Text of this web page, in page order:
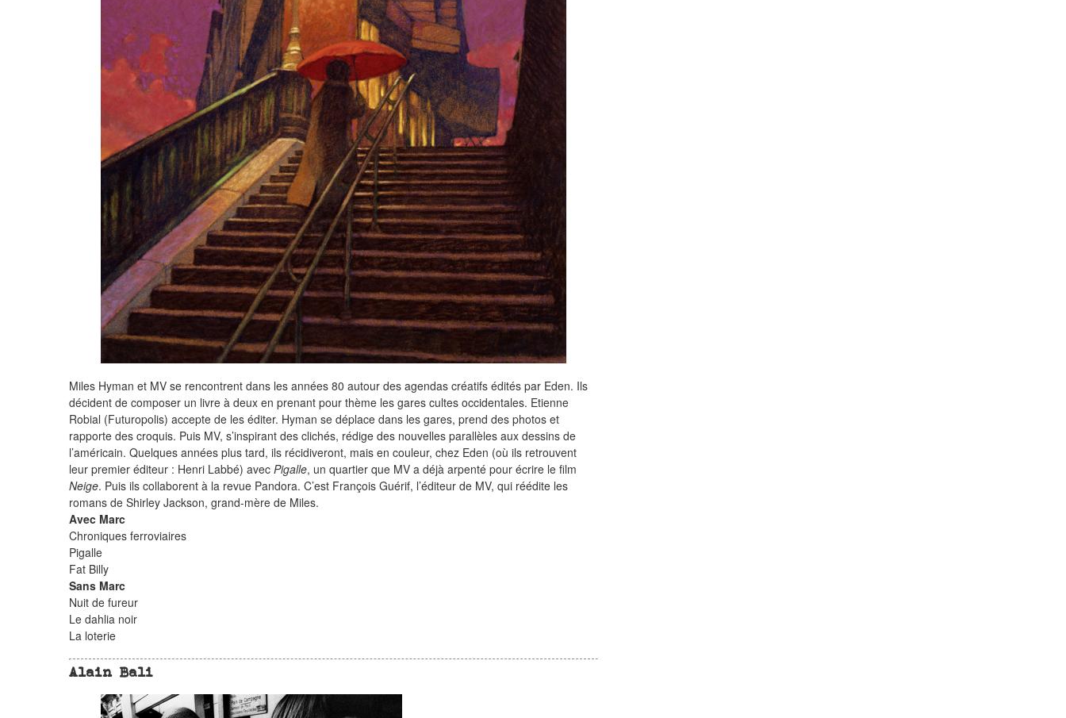
Miles Hyman et MV se rencontrent dans les années 80 autour des agendas créatifs édités par Eden. Ils
décident de composer un livre à deux en prenant pour thème les gares cultes occidentales. Etienne
Robial (Futuropolis) accepte de les éditer. Hyman se déplace dans les gares, prend des photos et
rapporte des croquis. Puis MV, s’inspirant des clichés, rédige des nouvelles parallèles aux dessins de
l’américain. Quelques années plus tard, ils récidiveront, mais en couleur, chez Eden (où ils retrouvent
leur premier éditeur : Henri Labbé) avec Pigalle, un quartier que MV a déjà arpenté pour écrire le film
Neige. Puis ils collaborent à la revue Pandora. C’est François Guérif, l’éditeur de MV, qui réédite les
romans de Shirley Jackson, grand-mère de Miles.
Avec Marc
Chroniques ferroviaires
Pigalle
Fat Billy
Sans Marc
Nuit de fureur
Le dahlia noir
La loterie
Alain Bali